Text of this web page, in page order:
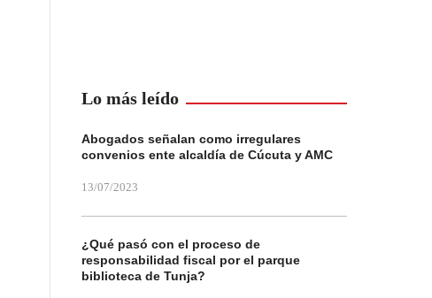
Lo más leído
Abogados señalan como irregulares
convenios ente alcaldía de Cúcuta y AMC
13/07/2023
¿Qué pasó con el proceso de
responsabilidad fiscal por el parque
biblioteca de Tunja?